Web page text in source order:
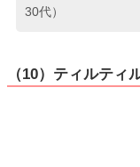
30代）
（10）ティルティ